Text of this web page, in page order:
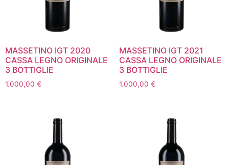
MASSETINO IGT 2020
CASSA LEGNO ORIGINALE
3 BOTTIGLIE
1.000,00 €
MASSETINO IGT 2021
CASSA LEGNO ORIGINALE
3 BOTTIGLIE
1.000,00 €